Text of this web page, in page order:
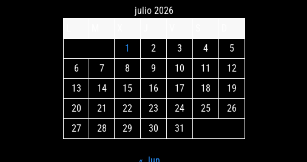
julio 2026
1
2 3 4
5
6
7 8 9 10 11
12
13
14 15 16 17 18
19
20
21 22 23 24 25
26
27
28 29 30 31